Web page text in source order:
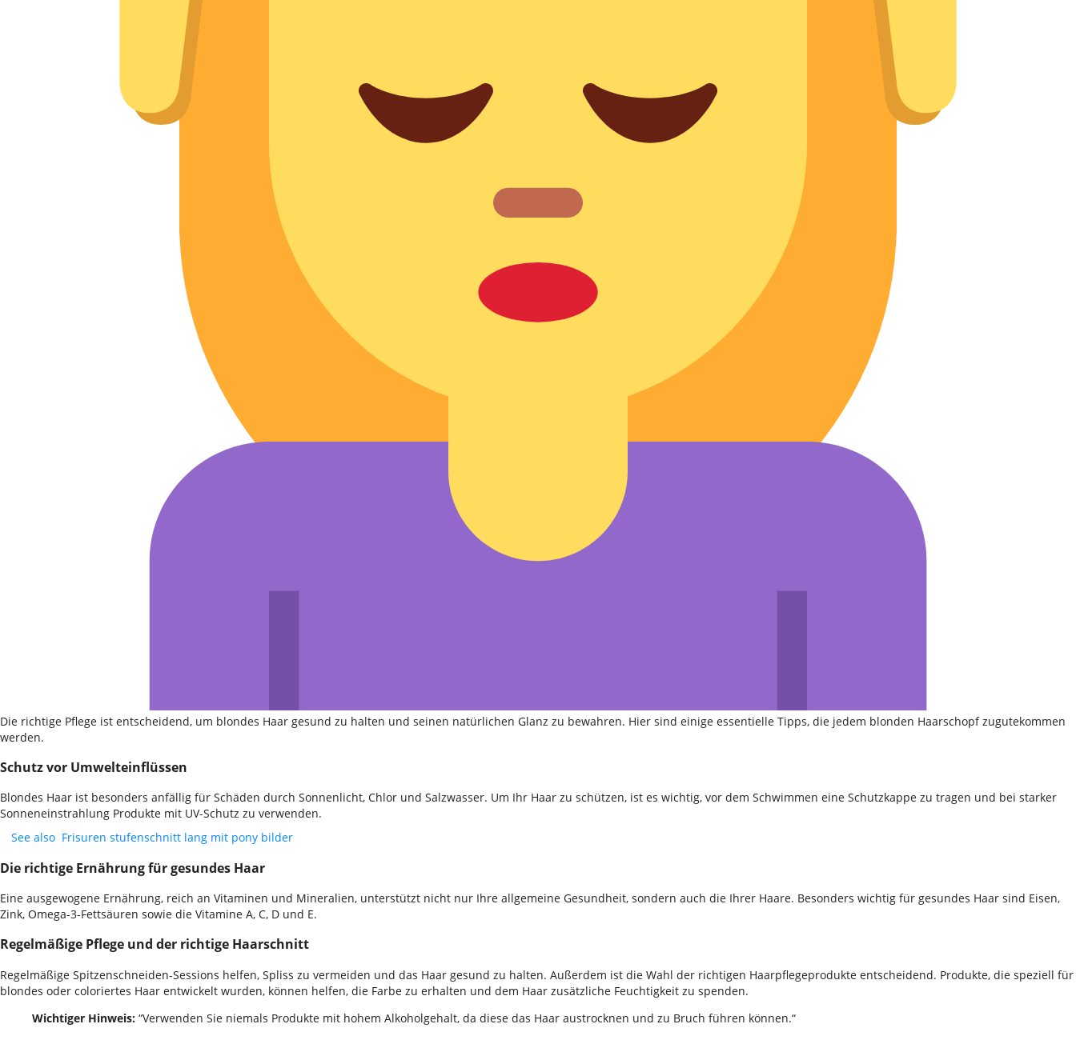
Die richtige Pflege ist entscheidend, um blondes Haar gesund zu halten und seinen natürlichen Glanz zu bewahren. Hier sind einige essentielle Tipps, die jedem blonden Haarschopf zugutekommen
werden.
Schutz vor Umwelteinflüssen
Blondes Haar ist besonders anfällig für Schäden durch Sonnenlicht, Chlor und Salzwasser. Um Ihr Haar zu schützen, ist es wichtig, vor dem Schwimmen eine Schutzkappe zu tragen und bei starker
Sonneneinstrahlung Produkte mit UV-Schutz zu verwenden.
See also Frisuren stufenschnitt lang mit pony bilder
Die richtige Ernährung für gesundes Haar
Eine ausgewogene Ernährung, reich an Vitaminen und Mineralien, unterstützt nicht nur Ihre allgemeine Gesundheit, sondern auch die Ihrer Haare. Besonders wichtig für gesundes Haar sind Eisen,
Zink, Omega-3-Fettsäuren sowie die Vitamine A, C, D und E.
Regelmäßige Pflege und der richtige Haarschnitt
Regelmäßige Spitzenschneiden-Sessions helfen, Spliss zu vermeiden und das Haar gesund zu halten. Außerdem ist die Wahl der richtigen Haarpflegeprodukte entscheidend. Produkte, die speziell für
blondes oder coloriertes Haar entwickelt wurden, können helfen, die Farbe zu erhalten und dem Haar zusätzliche Feuchtigkeit zu spenden.
Wichtiger Hinweis: “Verwenden Sie niemals Produkte mit hohem Alkoholgehalt, da diese das Haar austrocknen und zu Bruch führen können.“